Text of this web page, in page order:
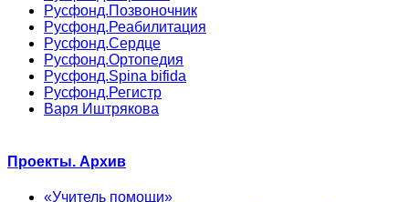
Русфонд.Позвоночник
Русфонд.Реабилитация
Русфонд.Сердце
Русфонд.Ортопедия
Русфонд.Spina bifida
Русфонд.Регистр
Варя Иштрякова
Проекты. Архив
«Учитель помощи»